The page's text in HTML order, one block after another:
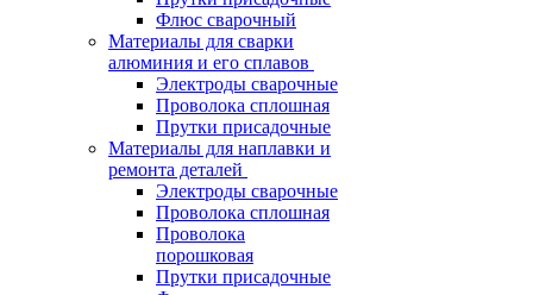
Флюс сварочный
Материалы для сварки
алюминия и его сплавов
Электроды сварочные
Проволока сплошная
Прутки присадочные
Материалы для наплавки и
ремонта деталей
Электроды сварочные
Проволока сплошная
Проволока
порошковая
Прутки присадочные